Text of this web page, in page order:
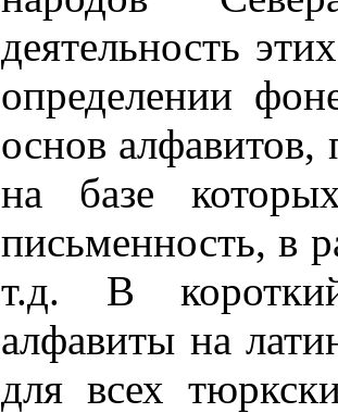
деятельность
определении
основ алфавитов,
на базе
письменность, в
т.д. В
алфавиты на
для всех